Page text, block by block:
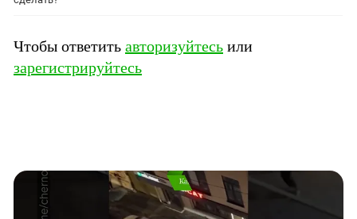
Чтобы ответитьавторизуйтесьили
зарегистрируйтесь